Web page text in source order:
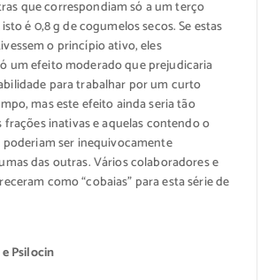
que correspondiam só a um terço
é 0,8 g de cogumelos secos. Se estas
o princípio ativo, eles
um efeito moderado que prejudicaria
para trabalhar por um curto
mas este efeito ainda seria tão
inativas e aquelas contendo o
ser inequivocamente
das outras. Vários colaboradores e
como “cobaias” para esta série de
Psilocin